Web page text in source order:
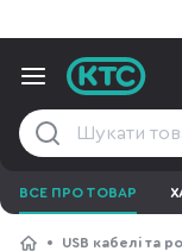
ВСЕ ПРО ТОВАР
USB кабелі та